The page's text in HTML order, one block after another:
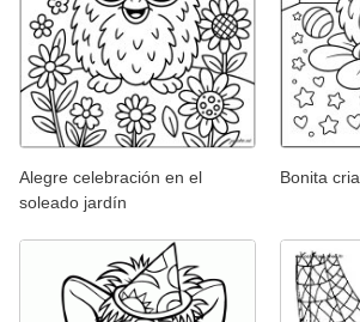
Alegre celebración en el
soleado jardín
Bonita